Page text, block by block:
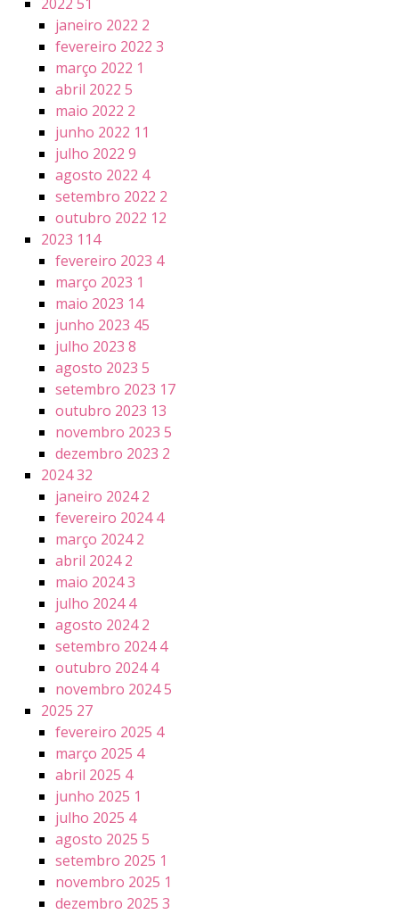
janeiro 2022 2
fevereiro 2022 3
março 2022 1
abril 2022 5
maio 2022 2
junho 2022 11
julho 2022 9
agosto 2022 4
setembro 2022 2
outubro 2022 12
2023 114
fevereiro 2023 4
março 2023 1
maio 2023 14
junho 2023 45
julho 2023 8
agosto 2023 5
setembro 2023 17
outubro 2023 13
novembro 2023 5
dezembro 2023 2
202432
janeiro 20242
fevereiro 20244
março 20242
abril 20242
maio 20243
julho 20244
agosto 20242
setembro 20244
outubro 20244
novembro 20245
2025 27
fevereiro 2025 4
março 2025 4
abril 2025 4
junho 2025 1
julho 2025 4
agosto 2025 5
setembro 2025 1
novembro 2025 1
dezembro 2025 3